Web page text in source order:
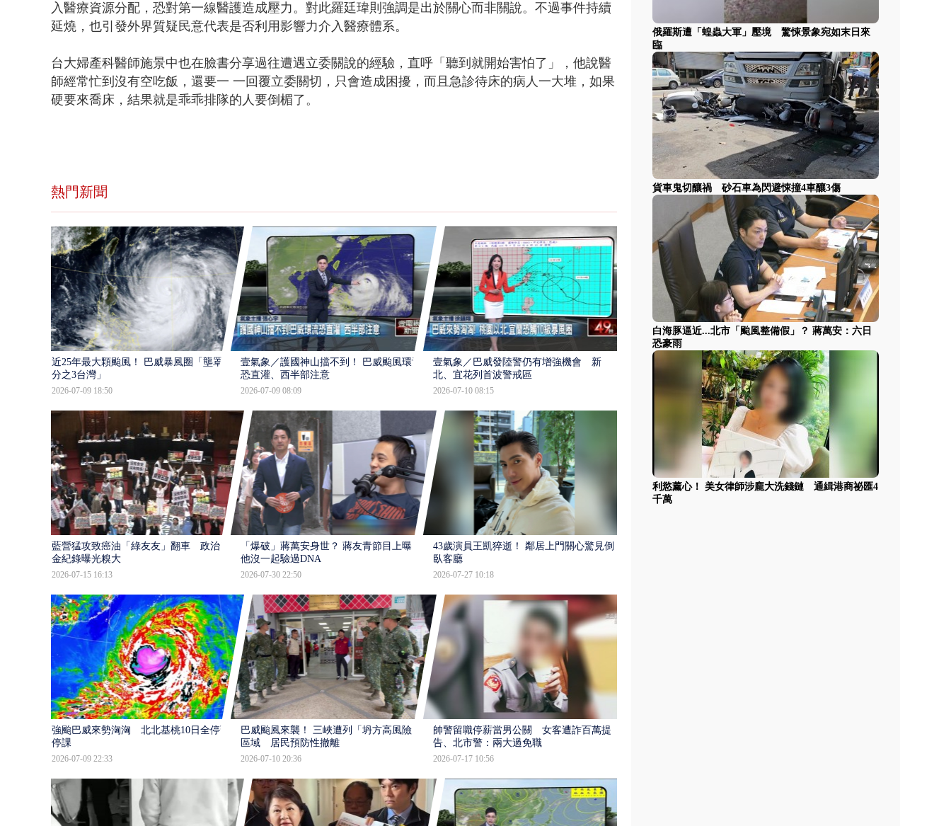
入醫療資源分配，恐對第一線醫護造成壓力。對此羅廷瑋則強調是出於關心而非關說。不過事件持續
延燒，也引發外界質疑民意代表是否利用影響力介入醫療體系。
台大婦產科醫師施景中也在臉書分享過往遭遇立委關說的經驗，直呼「聽到就開始害怕了」，他說醫
師經常忙到沒有空吃飯，還要一 一回覆立委關切，只會造成困擾，而且急診待床的病人一大堆，如果
硬要來喬床，結果就是乖乖排隊的人要倒楣了。
熱門新聞
近25年最大顆颱風！ 巴威暴風圈「壟罩4
分之3台灣」
2026-07-09 18:50
壹氣象／護國神山擋不到！ 巴威颱風環流
恐直灌、西半部注意
2026-07-09 08:09
壹氣象／巴威發陸警仍有增強機會 新
北、宜花列首波警戒區
2026-07-10 08:15
藍營猛攻致癌油「綠友友」翻車 政治獻
金紀錄曝光糗大
2026-07-15 16:13
「爆破」蔣萬安身世？ 蔣友青節目上曝：
他沒一起驗過DNA
2026-07-30 22:50
43歲演員王凱猝逝！ 鄰居上門關心驚見倒
臥客廳
2026-07-27 10:18
強颱巴威來勢洶洶 北北基桃10日全停班
停課
2026-07-09 22:33
巴威颱風來襲！ 三峽遭列「坍方高風險」
區域 居民預防性撤離
2026-07-10 20:36
帥警留職停薪當男公關 女客遭詐百萬提
告、北市警：兩大過免職
2026-07-17 10:56
俄羅斯遭「蝗蟲大軍」壓境 驚悚景象宛如末日來
臨
貨車鬼切釀禍 砂石車為閃避悚撞4車釀3傷
白海豚逼近...北市「颱風整備假」？ 蔣萬安：六日
恐豪雨
利慾薰心！ 美女律師涉龐大洗錢鏈 通緝港商祕匯4
千萬